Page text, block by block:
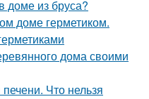
доме из бруса?
доме герметиком.
дома своими
Что нельзя